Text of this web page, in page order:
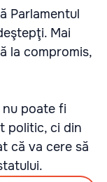
Parlamentul
Mai
la compromis,
poate fi
politic, ci din
că va cere să